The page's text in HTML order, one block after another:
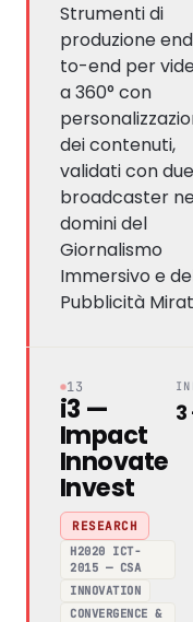
Strumenti di
produzione
to-end per
a 360° con
dei contenuti,
validati con due
broadcaster
domini del
Giornalismo
Immersivo e
Pubblicità
13
i3 —
Impact
Innovate
Invest
RESEARCH
H2020 ICT-
2015 — CSA
INNOVATION
CONVERGENCE &